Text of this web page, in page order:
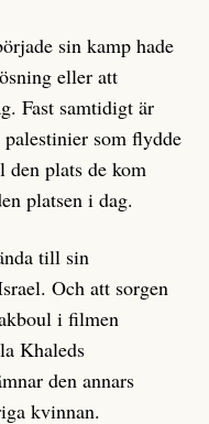
sin kamp hade
eller att
Fast samtidigt är
som flydde
den plats de kom
platsen i dag.
till sin
Och att sorgen
i filmen
Khaleds
den annars
kvinnan.